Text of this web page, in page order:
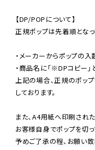
【DP/POPについて】
正規ポップは先着順となっ
・メーカーからポップの
・商品名に「※DPコピー
上記の場合、正規のポッ
しております。
また、A4用紙へ印刷され
お客様自身でポップを切っ
予めご了承の程、お願い致